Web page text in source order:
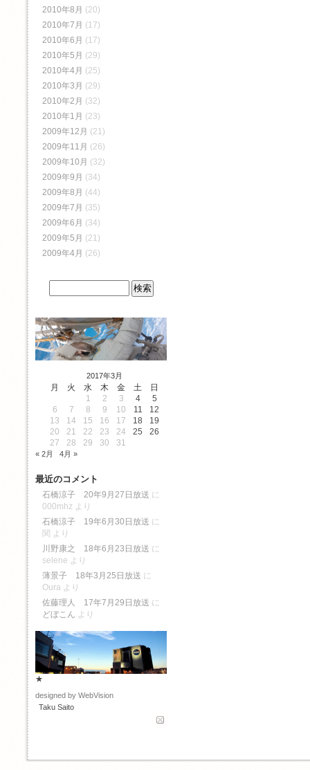
2010年8月 (20)
2010年7月 (17)
2010年6月 (17)
2010年5月 (29)
2010年4月 (25)
2010年3月 (29)
2010年2月 (32)
2010年1月 (23)
2009年12月 (21)
2009年11月 (26)
2009年10月 (32)
2009年9月 (34)
2009年8月 (44)
2009年7月 (35)
2009年6月 (34)
2009年5月 (21)
2009年4月 (26)
2017年3月
月 火 水 木 金 土
日
1
2 3 4
5
6
7 8 9 10 11
12
13
14 15 16 17 18
19
20
21 22 23 24 25
26
27
28 29 30 31
« 2月 4月 »
最近のコメント
石橋涼子 20年9月27日放送 に
000mhz より
石橋涼子 19年6月30日放送 に
関 より
川野康之 18年6月23日放送 に
selene より
薄景子 18年3月25日放送 に
Oura より
佐藤理人 17年7月29日放送 に
どぼこん より
★
designed by WebVision
Taku Saito